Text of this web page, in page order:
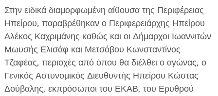
ΠΛΗΡΟΦΟΡΙΕΣ
Στην ειδικά διαμορφωμένη αίθουσα της Περιφέρειας
Ηπείρου, παραβρέθηκαν ο Περιφερειάρχης Ηπείρου
Αλέκος Καχριμάνης καθώς και οι Δήμαρχοι Ιωαννιτών
Μωυσής Ελισάφ και Μετσόβου Κωνσταντίνος
Τζαφέας, περιοχές από όπου θα διέλθει ο αγώνας, ο
Γενικός Αστυνομικός Διευθυντής Ηπείρου Κώστας
Δούβαλης, εκπρόσωποι του ΕΚΑΒ, του Ερυθρού